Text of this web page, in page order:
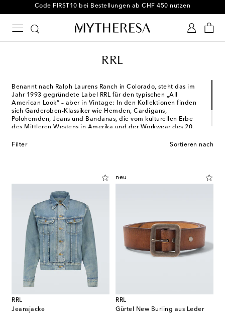
Code FIRST10 bei Bestellungen ab CHF 450 nutzen
RRL
Benannt nach Ralph Laurens Ranch in Colorado, steht das im
Jahr 1993 gegründete Label RRL für den typischen „All
American Look“ – aber in Vintage: In den Kollektionen finden
sich Garderoben-Klassiker wie Hemden, Cardigans,
Polohemden, Jeans und Bandanas, die vom kulturellen Erbe
des Mittleren Westens in Amerika und der Workwear des 20.
Muster und Details aus Leder unterstreichen den maskulinen
Filter Sortieren nach
RRL
Jeansjacke
neu
RRL
Gürtel New Burling aus Leder